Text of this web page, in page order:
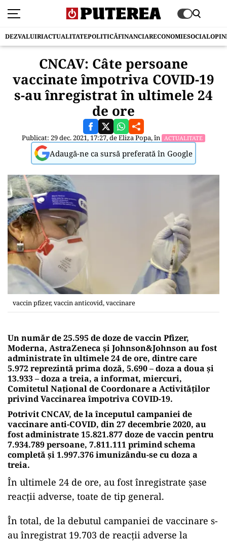
DEZVALUIRIACTUALITATEPOLITICĂFINANCIARECONOMIESOCIAL
CNCAV: Câte persoane
vaccinate împotriva COVID-19
s-au înregistrat în ultimele 24
de ore
Publicat: 29 dec. 2021, 17:27, deEliza Popa, în ACTUALITATE
Adaugă-ne ca sursă preferată în Google
vaccin pfizer, vaccin anticovid, vaccinare
Un număr de 25.595 de doze de vaccin Pfizer,
Moderna, AstraZeneca şi Johnson&Johnson au fost
administrate în ultimele 24 de ore, dintre care
5.972 reprezintă prima doză, 5.690 – doza a doua şi
13.933 – doza a treia, a informat, miercuri,
Comitetul Naţional de Coordonare a Activităţilor
privind Vaccinarea împotriva COVID-19.
Potrivit CNCAV, de la începutul campaniei de
vaccinare anti-COVID, din 27 decembrie 2020, au
fost administrate 15.821.877 doze de vaccin pentru
7.934.789 persoane, 7.811.111 primind schema
completă şi 1.997.376 imunizându-se cu doza a
treia.
În ultimele 24 de ore, au fost înregistrate şase
reacţii adverse, toate de tip general.
În total, de la debutul campaniei de vaccinare s-
au înregistrat 19.703 de reacţii adverse la